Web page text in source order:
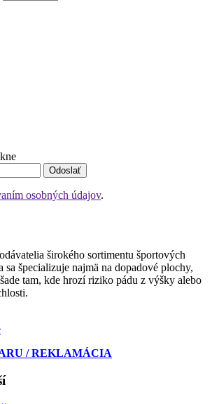
Odoslať
osobných údajov.
širokého sortimentu športových
sa špecializuje najmä na dopadové plochy,
tam, kde hrozí riziko pádu z výšky alebo
/ REKLAMÁCIA